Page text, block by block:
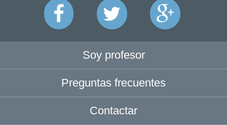
Soy profesor
Preguntas frecuentes
Contactar